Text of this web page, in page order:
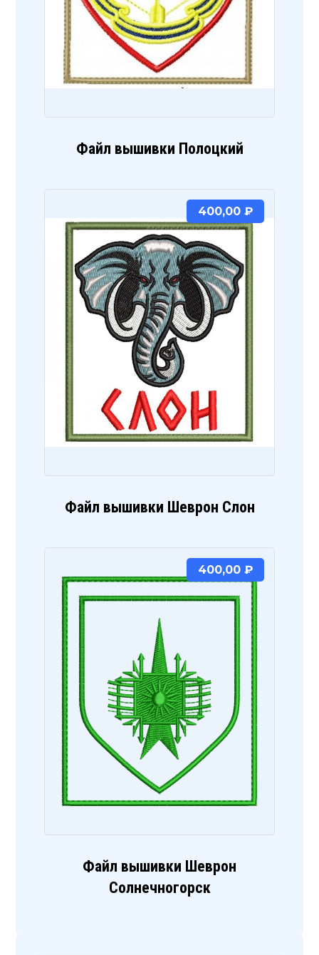
Файл вышивки Полоцкий
Файл вышивки Шеврон Слон
400,00 ₽
Файл вышивки Шеврон
Солнечногорск
400,00 ₽